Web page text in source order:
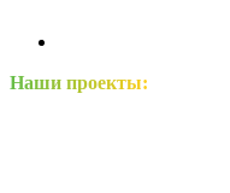
Наши проекты: